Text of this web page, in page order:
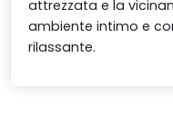
attrezzata e la
ambiente intimo e
rilassante.